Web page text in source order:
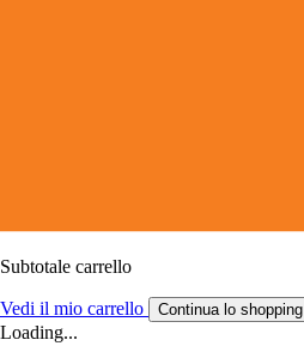
Subtotale carrello
Vedi il mio carrello Continua lo shopping
Loading...